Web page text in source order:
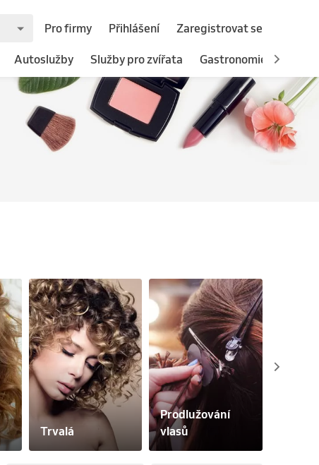
Pro firmy Přihlášení Zaregistrovat se
Autoslužby Služby pro zvířata Gastronomie
Trvalá
Prodlužování
vlasů